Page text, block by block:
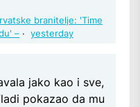
branitelje: 'Time
– · yesterday
jako kao i sve,
pokazao da mu